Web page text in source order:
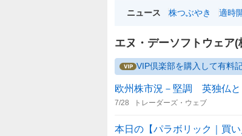
ニュース 株つぶやき 適時
エヌ・デーソフトウェア(
VIP倶楽部を購入して有料
欧州株市況－堅調 英独仏
7/28 トレーダーズ・ウェブ
本日の【パラボリック｜